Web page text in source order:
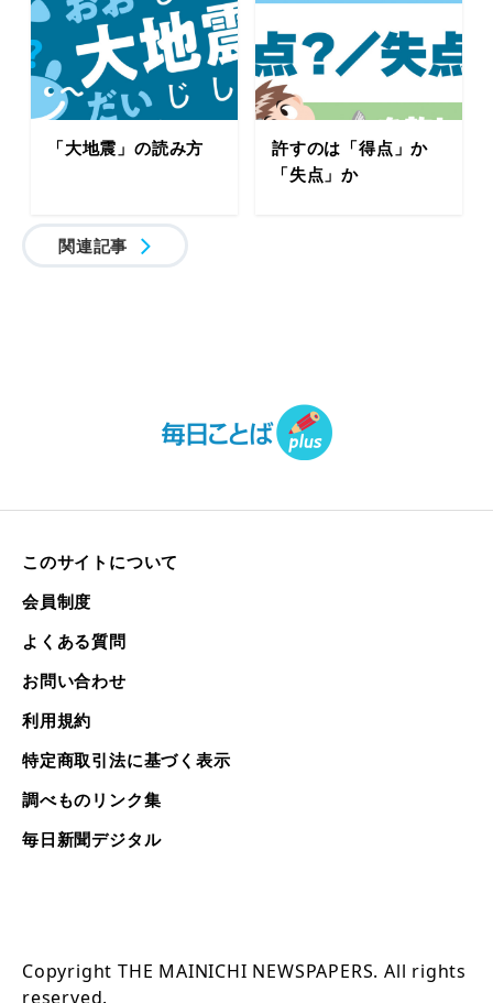
「大地震」の読み方
許すのは「得点」か
「失点」か
関連記事
このサイトについて
会員制度
よくある質問
お問い合わせ
利用規約
特定商取引法に基づく表示
調べものリンク集
毎日新聞デジタル
Copyright THE MAINICHI NEWSPAPERS. All rights
reserved.